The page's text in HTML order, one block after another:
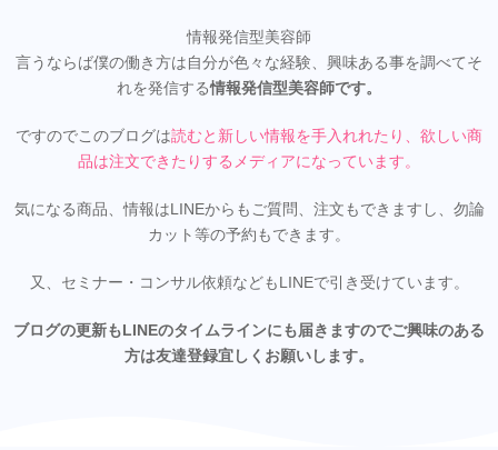
情報発信型美容師
言うならば僕の働き方は自分が色々な経験、興味ある事を調べてそ
れを発信する情報発信型美容師です。
ですのでこのブログは読むと新しい情報を手入れれたり、欲しい商
品は注文できたりするメディアになっています。
気になる商品、情報はLINEからもご質問、注文もできますし、勿論
カット等の予約もできます。
又、セミナー・コンサル依頼などもLINEで引き受けています。
ブログの更新もLINEのタイムラインにも届きますのでご興味のある
方は友達登録宜しくお願いします。